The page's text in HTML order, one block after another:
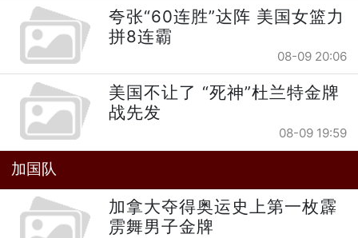
夸张“60连胜”达阵 美国女篮力
拼8连霸
08-09 20:06
美国不让了 “死神”杜兰特金牌
战先发
08-09 19:59
加国队
加拿大夺得奥运史上第一枚霹
雳舞男子金牌